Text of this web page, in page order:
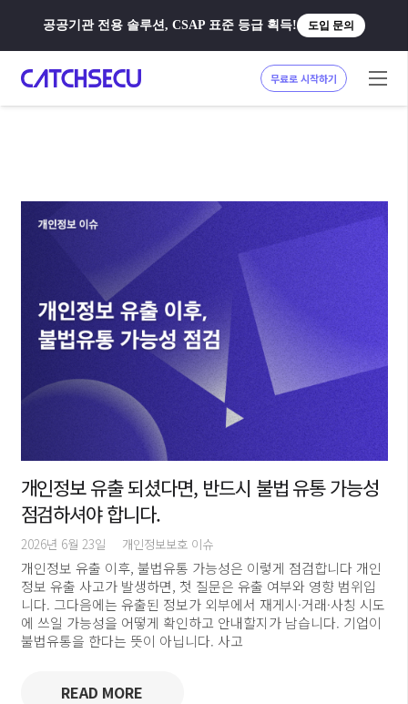
공공기관 전용 솔루션, CSAP 표준 등급 획득! 도입 문의
무료로 시작하기
개인정보 유출 되셨다면, 반드시 불법 유통 가능성
점검하셔야 합니다.
2026년 6월 23일 개인정보보호 이슈
개인정보 유출 이후, 불법유통 가능성은 이렇게 점검합니다 개인
정보 유출 사고가 발생하면, 첫 질문은 유출 여부와 영향 범위입
니다. 그다음에는 유출된 정보가 외부에서 재게시·거래·사칭 시도
에 쓰일 가능성을 어떻게 확인하고 안내할지가 남습니다. 기업이
불법유통을 한다는 뜻이 아닙니다. 사고
READ MORE